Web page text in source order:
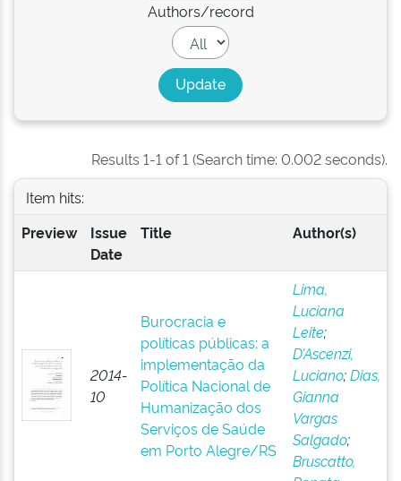
Authors/record
Results 1-1 of 1 (Search time: 0.002 seconds).
Item hits:
Preview
Issue
Date
Title Author(s)
2014-
10
Burocracia e
políticas públicas: a
implementação da
Política Nacional de
Humanização dos
Serviços de Saúde
em Porto Alegre/RS
Lima,
Luciana
Leite;
D’Ascenzi,
Luciano;Dias,
Gianna
Vargas
Salgado;
Bruscatto,